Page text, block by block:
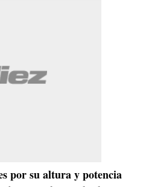
por su altura y potencia